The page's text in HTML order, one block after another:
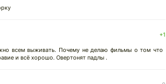
+1
всем выживать. Почему не делаю фильмы о том что
и всё хорошо. Овертонят падлы .